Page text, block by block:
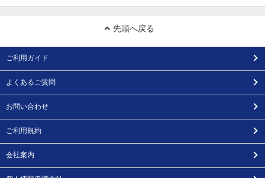
先頭へ戻る
ご利用ガイド
よくあるご質問
お問い合わせ
ご利用規約
会社案内